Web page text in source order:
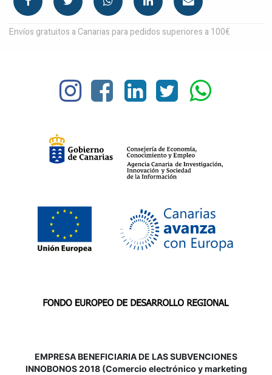
Envíos gratuitos a Canarias para pedidos superiores a 100€
EMPRESA BENEFICIARIA DE LAS SUBVENCIONES
INNOBONOS 2018 (Comercio electrónico y marketing